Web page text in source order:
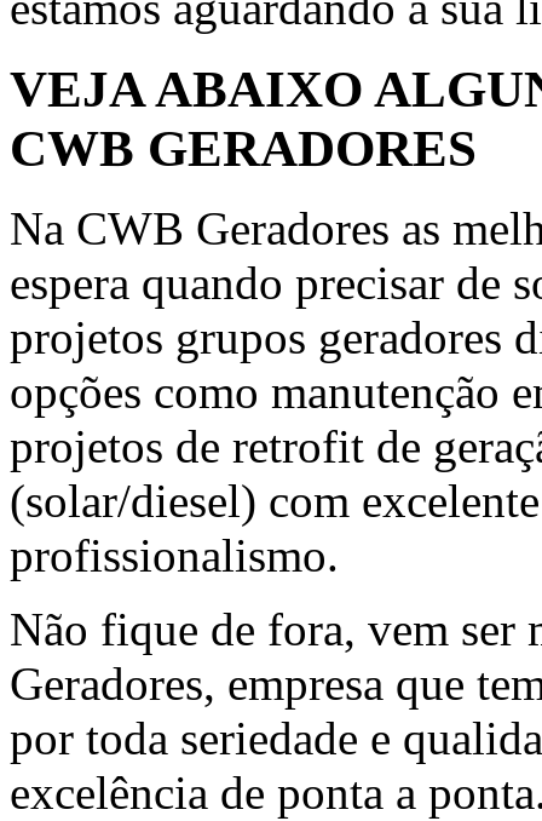
VEJA ABAIXO
CWB GERADORES
Na CWB Geradores as
espera quando precisar de
projetos grupos geradores
opções como manutenção
projetos de retrofit de
(solar/diesel) com
profissionalismo.
Não fique de fora, vem ser
Geradores, empresa que
por toda seriedade e
excelência de ponta a